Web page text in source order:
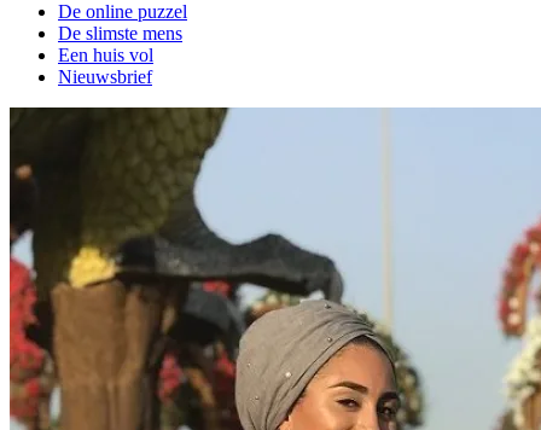
De online puzzel
De slimste mens
Een huis vol
Nieuwsbrief